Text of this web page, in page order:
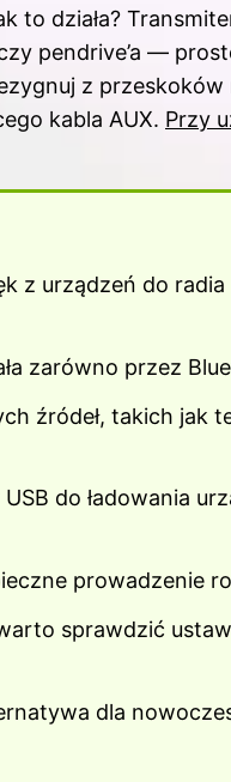
działa?
pendrive’a —
z
kabla AUX. Przy
z urządzeń do
zarówno przez
źródeł, takich jak
do ładowania
prowadzenie
sprawdzić
dla